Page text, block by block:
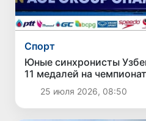
Спорт
Юные синхронисты
11 медалей на
25 июля 2026, 08:50